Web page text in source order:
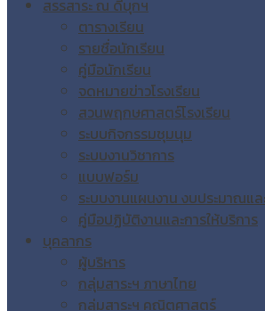
สรรสาระ ณ ดีบุกฯ
ตารางเรียน
รายชื่อนักเรียน
คู่มือนักเรียน
จดหมายข่าวโรงเรียน
สวนพฤกษศาสตร์โรงเรียน
ระบบกิจกรรมชุมนุม
ระบบงานวิชาการ
แบบฟอร์ม
ระบบงานแผนงาน งบประมาณแ
คู่มือปฏิบัติงานและการให้บริการ
บุคลากร
ผู้บริหาร
กลุ่มสาระฯ ภาษาไทย
กลุ่มสาระฯ คณิตศาสตร์